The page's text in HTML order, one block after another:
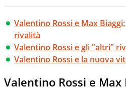
Valentino Rossi e Max
rivalità
Valentino Rossi e gli "altri"
Valentino Rossi e la nuova
Valentino Rossi e Max